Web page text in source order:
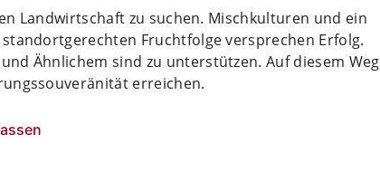
Landwirtschaft zu suchen. Mischkulturen und ein
Fruchtfolge versprechen Erfolg.
Ähnlichem sind zu unterstützen. Auf diesem Weg
erreichen.